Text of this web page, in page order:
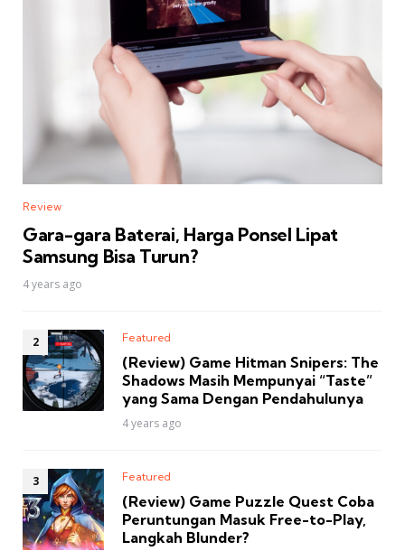
Review
Gara-gara Baterai, Harga Ponsel Lipat
Samsung Bisa Turun?
4 years ago
Featured
(Review) Game Hitman Snipers: The
Shadows Masih Mempunyai “Taste”
yang Sama Dengan Pendahulunya
4 years ago
Featured
(Review) Game Puzzle Quest Coba
Peruntungan Masuk Free-to-Play,
Langkah Blunder?